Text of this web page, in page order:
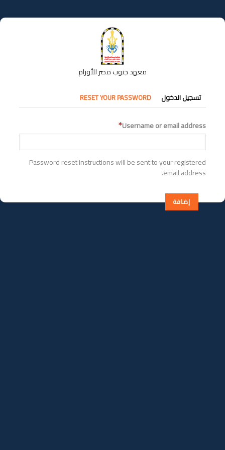
إلى
المحتوى
معهد جنوب مصر للأورام
التبويبات
الأساسية
تسجيل الدخول RESET YOUR PASSWORD
Username or email address
Password reset instructions will be sent to your registered
email address.